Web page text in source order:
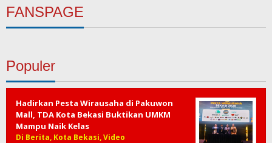
FANSPAGE
Populer
Hadirkan Pesta Wirausaha di Pakuwon
Mall, TDA Kota Bekasi Buktikan UMKM
Mampu Naik Kelas
Di Berita, Kota Bekasi, Video